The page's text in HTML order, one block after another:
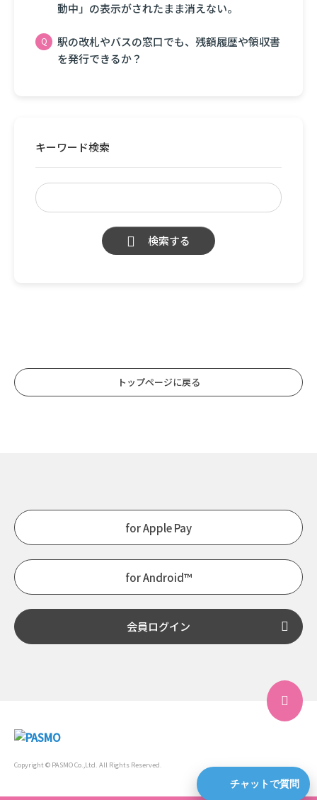
チャットで質問
動中」の表示がされたまま消えない。
駅の改札やバスの窓口でも、残額履歴や領収書
を発行できるか？
キーワード検索
検索する
トップページに戻る
for Apple Pay
for Android™
会員ログイン
Copyright © PASMO Co.,Ltd. All Rights Reserved.